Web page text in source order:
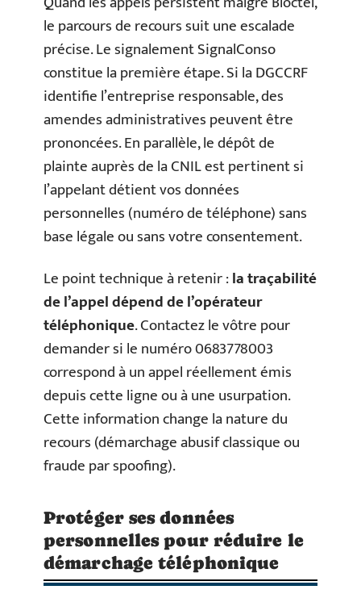
le parcours de recours suit une escalade
précise. Le signalement SignalConso
constitue la première étape. Si la DGCCRF
identifie l’entreprise responsable, des
amendes administratives peuvent être
prononcées. En parallèle, le dépôt de
plainte auprès de la CNIL est pertinent si
l’appelant détient vos données
personnelles (numéro de téléphone) sans
base légale ou sans votre consentement.
Le point technique à retenir :la traçabilité
de l’appel dépend de l’opérateur
téléphonique. Contactez le vôtre pour
demander si le numéro 0683778003
correspond à un appel réellement émis
depuis cette ligne ou à une usurpation.
Cette information change la nature du
recours (démarchage abusif classique ou
fraude par spoofing).
Protéger ses données
personnelles pour réduire le
démarchage téléphonique